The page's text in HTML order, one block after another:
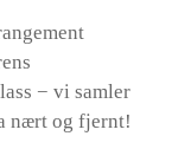
− vi samler
nært og fjernt!